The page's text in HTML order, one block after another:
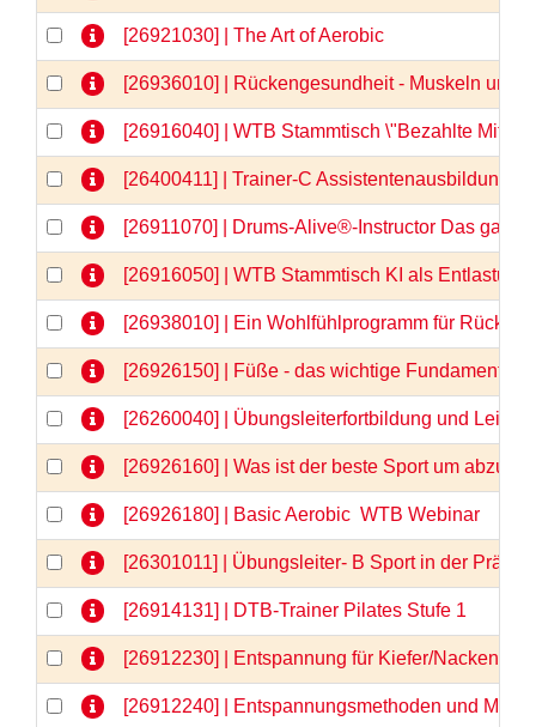
[26921030] | The Art of Aerobic
[26936010] | Rückengesundheit - Muskeln und
[26916040] | WTB Stammtisch \"Bezahlte
[26400411] | Trainer-C Assistentenausbildung,
[26911070] | Drums-Alive®-Instructor Das
[26916050] | WTB Stammtisch KI als
[26938010] | Ein Wohlfühlprogramm für Rücken
[26926150] | Füße - das wichtige Fundament -
[26260040] | Übungsleiterfortbildung und
[26926160] | Was ist der beste Sport um
[26926180] | Basic Aerobic  WTB Webinar
[26301011] | Übungsleiter- B Sport in der
[26914131] | DTB-Trainer Pilates Stufe 1
[26912230] | Entspannung für Kiefer/Nacken/
[26912240] | Entspannungsmethoden und